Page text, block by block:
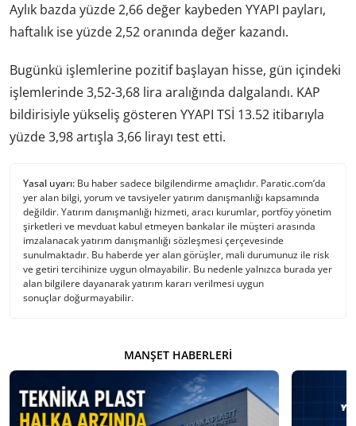
Aylık bazda yüzde 2,66 değer kaybeden YYAPI payları,
haftalık ise yüzde 2,52 oranında değer kazandı.
Bugünkü işlemlerine pozitif başlayan hisse, gün içindeki
işlemlerinde 3,52-3,68 lira aralığında dalgalandı. KAP
bildirisiyle yükseliş gösteren YYAPI TSİ 13.52 itibarıyla
yüzde 3,98 artışla 3,66 lirayı test etti.
Yasal uyarı: Bu haber sadece bilgilendirme amaçlıdır. Paratic.com’da
yer alan bilgi, yorum ve tavsiyeler yatırım danışmanlığı kapsamında
değildir. Yatırım danışmanlığı hizmeti, aracı kurumlar, portföy yönetim
şirketleri ve mevduat kabul etmeyen bankalar ile müşteri arasında
imzalanacak yatırım danışmanlığı sözleşmesi çerçevesinde
sunulmaktadır. Bu haberde yer alan görüşler, mali durumunuz ile risk
ve getiri tercihinize uygun olmayabilir. Bu nedenle yalnızca burada yer
alan bilgilere dayanarak yatırım kararı verilmesi uygun
sonuçlar doğurmayabilir.
MANŞET HABERLERI